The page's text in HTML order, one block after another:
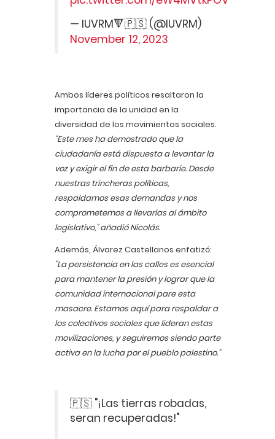
— IUVRM🔻🇵🇸 (@IUVRM)
November 12, 2023
Ambos líderes políticos resaltaron la
importancia de la unidad en la
diversidad de los movimientos sociales.
"Este mes ha demostrado que la
ciudadanía está dispuesta a levantar la
voz y exigir el fin de esta barbarie. Desde
nuestras trincheras políticas,
respaldamos esas demandas y nos
comprometemos a llevarlas al ámbito
legislativo," añadió Nicolás.
Además, Álvarez Castellanos enfatizó:
"La persistencia en las calles es esencial
para mantener la presión y lograr que la
comunidad internacional pare esta
masacre. Estamos aquí para respaldar a
los colectivos sociales que lideran estas
movilizaciones, y seguiremos siendo parte
activa en la lucha por el pueblo palestino."
🇵🇸 "¡Las tierras robadas,
seran recuperadas!"